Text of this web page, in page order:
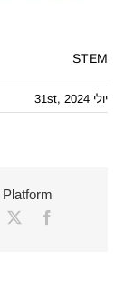
STEM
יולי 31st, 2024
X